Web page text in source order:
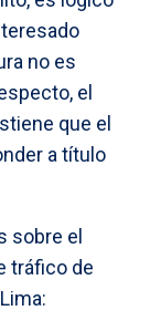
no es
el
que el
a título
sobre el
tráfico de